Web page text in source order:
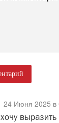
24 Июня 2025 в
хочу